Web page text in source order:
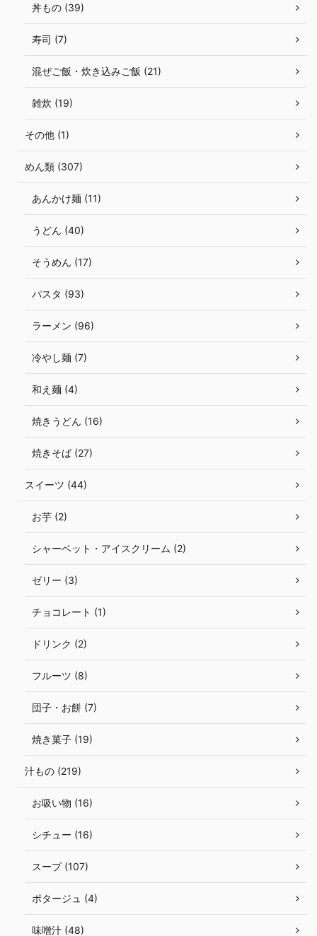
丼もの (39)
寿司 (7)
混ぜご飯・炊き込みご飯 (21)
雑炊 (19)
その他 (1)
めん類 (307)
あんかけ麺 (11)
うどん (40)
そうめん (17)
パスタ (93)
ラーメン (96)
冷やし麺 (7)
和え麺 (4)
焼きうどん (16)
焼きそば (27)
スイーツ (44)
お芋 (2)
シャーベット・アイスクリーム (2)
ゼリー (3)
チョコレート (1)
ドリンク (2)
フルーツ (8)
団子・お餅 (7)
焼き菓子 (19)
汁もの (219)
お吸い物 (16)
シチュー (16)
スープ (107)
ポタージュ (4)
味噌汁 (48)